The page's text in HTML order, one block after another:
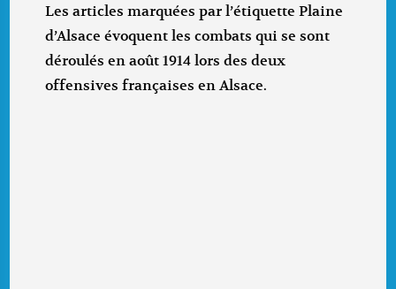
Les articles marquées par l’étiquette Plaine
d’Alsace évoquent les combats qui se sont
déroulés en août 1914 lors des deux
offensives françaises en Alsace.